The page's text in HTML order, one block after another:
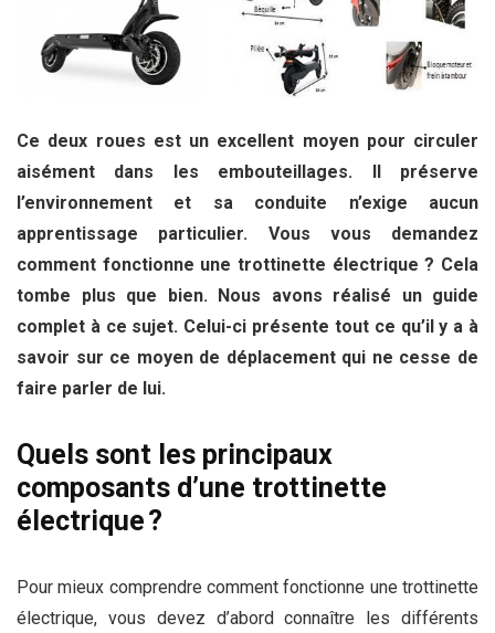
Ce deux roues est un excellent moyen pour circuler
aisément dans les embouteillages. Il préserve
l’environnement et sa conduite n’exige aucun
apprentissage particulier. Vous vous demandez
comment fonctionne une trottinette électrique ? Cela
tombe plus que bien. Nous avons réalisé un guide
complet à ce sujet. Celui-ci présente tout ce qu’il y a à
savoir sur ce moyen de déplacement qui ne cesse de
faire parler de lui.
Quels sont les principaux
composants d’une trottinette
électrique ?
Pour mieux comprendre comment fonctionne une trottinette
électrique, vous devez d’abord connaître les différents